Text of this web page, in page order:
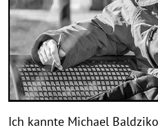
Ich kannte Michael